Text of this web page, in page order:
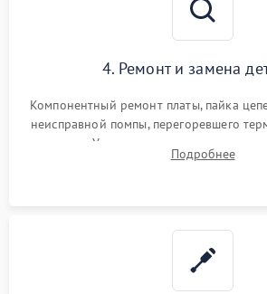
4. Ремонт и замена
Компонентный ремонт платы, пайка
неисправной помпы, перегоревшего
жерновов. Установка новых
ring) и тефлоновых трубок для
Подробнее